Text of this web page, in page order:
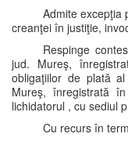
Admite excepţia
creanţei în justiţie,
Respinge
jud. Mureş,
obligaţiilor de plată
Mureş, înregistrată
lichidatorul , cu sediul
Cu recurs în